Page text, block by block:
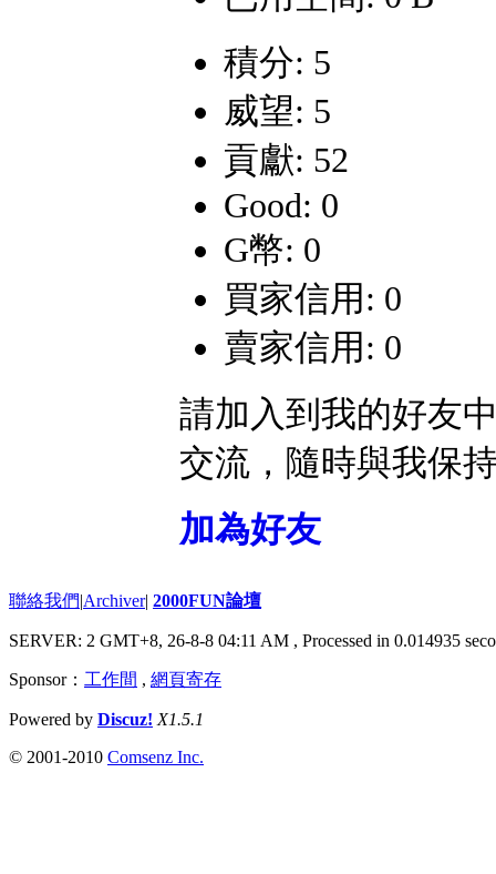
積分: 5
威望: 5
貢獻: 52
Good: 0
G幣: 0
買家信用: 0
賣家信用: 0
請加入到我的好友
交流，隨時與我保
加為好友
聯絡我們|Archiver| 2000FUN論壇
SERVER: 2 GMT+8, 26-8-8 04:11 AM , Processed in 0.014935
Sponsor： 工作間 , 網頁寄存
Powered by Discuz! X1.5.1
© 2001-2010 Comsenz Inc.